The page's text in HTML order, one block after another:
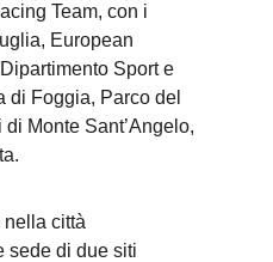
Team, con i
European
Sport e
di Foggia, Parco del
Monte Sant’Angelo,
nella città
sede di due siti